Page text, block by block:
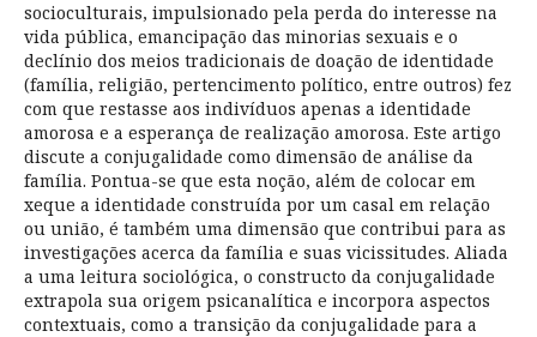
socioculturais, impulsionado pela perda do interesse na
vida pública, emancipação das minorias sexuais e o
declínio dos meios tradicionais de doação de identidade
(família, religião, pertencimento político, entre outros) fez
com que restasse aos indivíduos apenas a identidade
amorosa e a esperança de realização amorosa. Este artigo
discute a conjugalidade como dimensão de análise da
família. Pontua-se que esta noção, além de colocar em
xeque a identidade construída por um casal em relação
ou união, é também uma dimensão que contribui para as
investigações acerca da família e suas vicissitudes. Aliada
a uma leitura sociológica, o constructo da conjugalidade
extrapola sua origem psicanalítica e incorpora aspectos
contextuais, como a transição da conjugalidade para a